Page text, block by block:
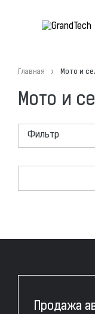
Главная Мото и
Мото и
Фильтр
Продажа